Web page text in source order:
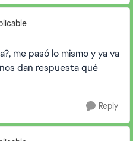
me pasó lo mismo y ya va
dan respuesta qué
Reply